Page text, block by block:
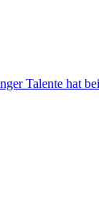
Talente hat